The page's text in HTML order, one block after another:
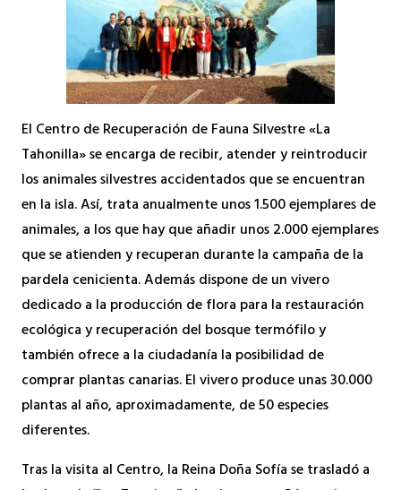
El Centro de Recuperación de Fauna Silvestre «La
Tahonilla» se encarga de recibir, atender y reintroducir
los animales silvestres accidentados que se encuentran
en la isla. Así, trata anualmente unos 1.500 ejemplares de
animales, a los que hay que añadir unos 2.000 ejemplares
que se atienden y recuperan durante la campaña de la
pardela cenicienta. Además dispone de un vivero
dedicado a la producción de flora para la restauración
ecológica y recuperación del bosque termófilo y
también ofrece a la ciudadanía la posibilidad de
comprar plantas canarias. El vivero produce unas 30.000
plantas al año, aproximadamente, de 50 especies
diferentes.
Tras la visita al Centro, la Reina Doña Sofía se trasladó a